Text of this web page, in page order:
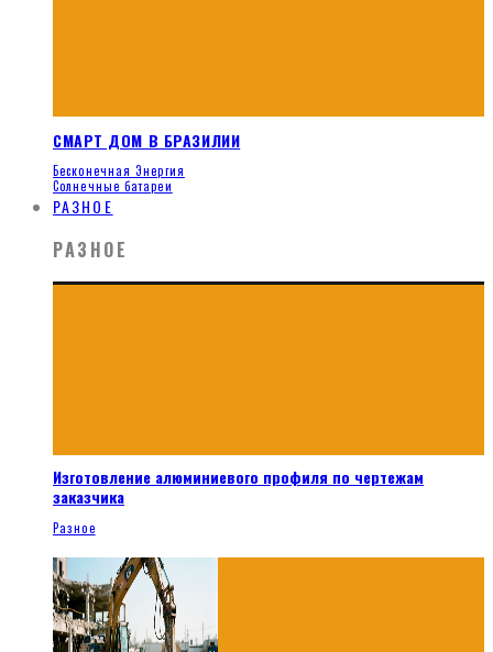
СМАРТ ДОМ В БРАЗИЛИИ
Бесконечная Энергия
Солнечные батареи
РАЗНОЕ
РАЗНОЕ
Изготовление алюминиевого профиля по чертежам
заказчика
Разное